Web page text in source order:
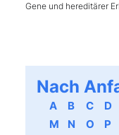
Gene und hereditärer
Nach
A B C D
M
N O P